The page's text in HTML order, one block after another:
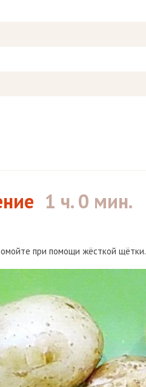
1 ч. 0 мин.
при помощи жёсткой щётки.